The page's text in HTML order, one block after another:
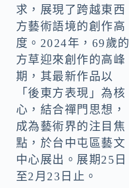
求，展現了跨越東西
方藝術語境的創作高
度。2024年，69歲的
方草迎來創作的高峰
期，其最新作品以
「後東方表現」為核
心，結合禪門思想，
成為藝術界的注目焦
點，於台中屯區藝文
中心展出。展期25日
至2月23日止。